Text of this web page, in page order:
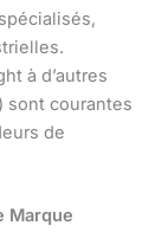
à d’autres
sont courantes
de
Marque